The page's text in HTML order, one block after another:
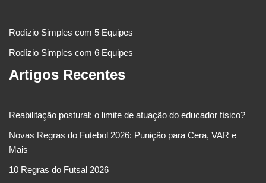
Rodízio Simples com 5 Equipes
Rodízio Simples com 6 Equipes
Artigos Recentes
Reabilitação postural: o limite de atuação do educador físico?
Novas Regras do Futebol 2026: Punição para Cera, VAR e
Mais
10 Regras do Futsal 2026